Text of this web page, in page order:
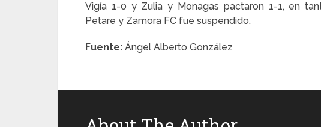
Vigía 1-0 y Zulia y Monagas pactaron 1-1, en
Petare y Zamora FC fue suspendido.
Fuente: Ángel Alberto González